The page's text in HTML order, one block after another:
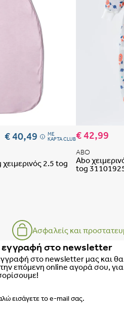
€ 40,49 ME
ΚΑΡΤΑ CLUB
2.5 tog
€ 42,99
ABO
Abo
tog
Ασφαλείς και
εγγραφή στο newsletter
στο newsletter μας και
επόμενη online αγορά σου,